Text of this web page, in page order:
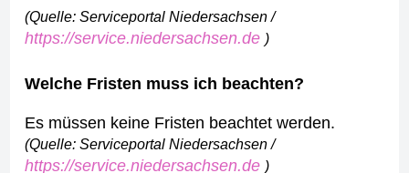
(Quelle: Serviceportal Niedersachsen /
https://service.niedersachsen.de )
Welche Fristen muss ich beachten?
Es müssen keine Fristen beachtet werden.
(Quelle: Serviceportal Niedersachsen /
https://service.niedersachsen.de )